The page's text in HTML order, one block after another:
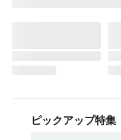
ピックアップ特集